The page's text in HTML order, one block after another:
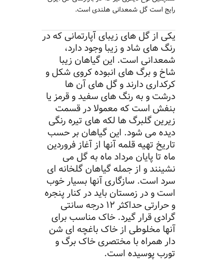
رایج است گل شمعدانی هلندی است.
یکی از گل های زیبای آپارتمانی که در
رنگ های شاد و زیبا وجود دارد،
شمعدانی است. این گیاهان زیبا
شاخ و برگ های انبوده کروی شکل و
کرکداری دارند و گل های آن ها
درشت و به رنگ های سفید و قرمز یا
بنفش است که معمولا در قسمت
زیرین گلبرگ ها لکه های تیره رنگی
دیده می شود. این گیاهان بر حسب
تاریخ تهیه قلمه آنها از آغاز فروردین
ماه تا پایان مرداد ماه به گل می
نشینند و از جمله گیاهان گلخانه ای
سرد است. سازگاری آنها بسیار خوب
است و در زمستان باید در کنار پنجره
و حرارتی حداکثر ۱۲ درجه سانتی
گرادی قرار گیرد. خاک مناسب برای
آنها مخلوطی از خاک باغچه ای شن
دار همراه با مختصری خاک برگ و
تورب پوسیده است.